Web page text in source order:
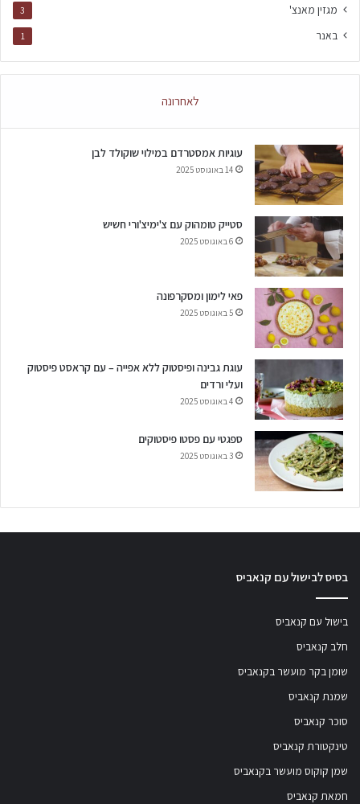
מגזין מאנצ' 3
באנר 1
לאחרונה
עוגיות אמסטרדם במילוי שוקולד לבן
14 באוגוסט 2025
סטייק טומהוק עם צ'ימיצ'ורי חשיש
6 באוגוסט 2025
פאי לימון ומסקרפונה
5 באוגוסט 2025
עוגת גבינה ופיסטוק ללא אפייה – עם קראסט פיסטוק
ועלי ורדים
4 באוגוסט 2025
ספגטי עם פסטו פיסטוקים
3 באוגוסט 2025
בסיס לבישול עם קנאביס
בישול עם קנאביס
חלב קנאביס
שומן בקר מועשר בקנאביס
שמנת קנאביס
סוכר קנאביס
טינקטורת קנאביס
שמן קוקוס מועשר בקנאביס
חמאת קנאביס